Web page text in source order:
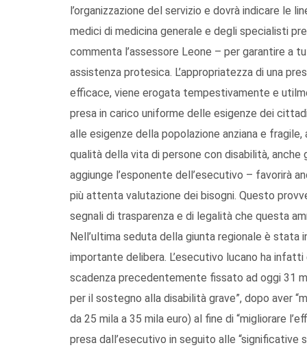
l’organizzazione del servizio e dovrà indicare le
medici di medicina generale e degli specialisti
commenta l’assessore Leone – per garantire a
assistenza protesica. L’appropriatezza di una
efficace, viene erogata tempestivamente e
presa in carico uniforme delle esigenze dei
alle esigenze della popolazione anziana e
qualità della vita di persone con disabilità,
aggiunge l’esponente dell’esecutivo – favorirà
più attenta valutazione dei bisogni. Questo
segnali di trasparenza e di legalità che questa
Nell’ultima seduta della giunta regionale è stata
importante delibera. L’esecutivo lucano ha
scadenza precedentemente fissato ad oggi 31
per il sostegno alla disabilità grave”, dopo aver
da 25 mila a 35 mila euro) al fine di “migliorare
presa dall’esecutivo in seguito alle